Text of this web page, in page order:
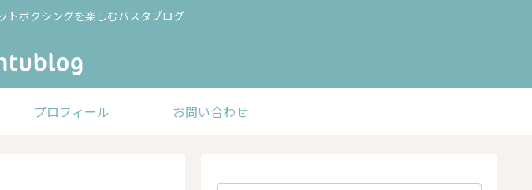
トボクシングを楽しむバスタブログ
プロフィール お問い合わせ